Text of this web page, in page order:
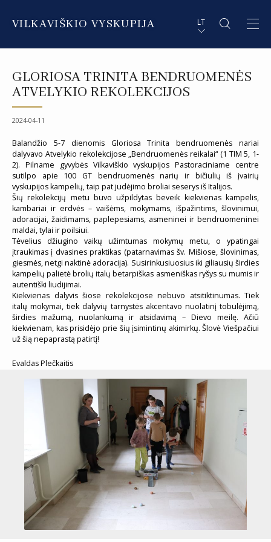
VILKAVIŠKIO VYSKUPIJA LT
DVASININKAI
DEKANATAI IR PARAPIJOS
PAŠVĘSTAS GYVENIMAS
EN SUMMARY
IT SOMMARIO
GLORIOSA TRINITA BENDRUOMENĖS
ATVELYKIO REKOLEKCIJOS
2024-04-11
Balandžio 5-7 dienomis Gloriosa Trinita bendruomenės nariai
dalyvavo Atvelykio rekolekcijose „Bendruomenės reikalai“ (1 TIM 5, 1-
2). Pilname gyvybės Vilkaviškio vyskupijos Pastoraciniame centre
sutilpo apie 100 GT bendruomenės narių ir bičiulių iš įvairių
vyskupijos kampelių, taip pat judėjimo broliai seserys iš Italijos.
Šių rekolekcijų metu buvo užpildytas beveik kiekvienas kampelis,
kambariai ir erdvės – vaišėms, mokymams, išpažintims, šlovinimui,
adoracijai, žaidimams, paplepesiams, asmeninei ir bendruomeninei
maldai, tylai ir poilsiui.
Tėvelius džiugino vaikų užimtumas mokymų metu, o ypatingai
įtraukimas į dvasines praktikas (patarnavimas šv. Mišiose, šlovinimas,
giesmės, netgi naktinė adoracija). Susirinkusiuosius iki giliausių širdies
kampelių palietė brolių italų betarpiškas asmeniškas ryšys su mumis ir
autentiški liudijimai.
Kiekvienas dalyvis šiose rekolekcijose nebuvo atsitiktinumas. Tiek
italų mokymai, tiek dalyvių tarnystės akcentavo nuolatinį tobulėjimą,
širdies mažumą, nuolankumą ir atsidavimą – Dievo meilę. Ačiū
kiekvienam, kas prisidėjo prie šių įsimintinų akimirkų. Šlovė Viešpačiui
už šią nepaprastą patirtį!
Evaldas Plečkaitis